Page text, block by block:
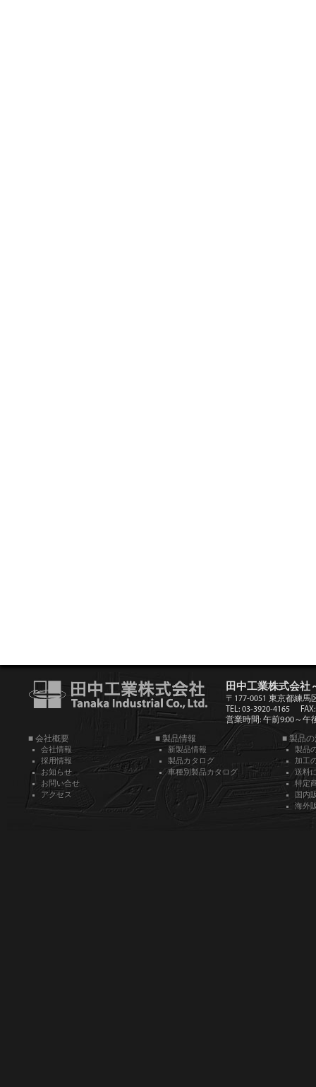
田中工業株式会社
〒177-0051 東京都練馬
TEL: 03-3920-4165
営業時間: 午前9:00～午
■ 会社概要
会社情報
採用情報
お知らせ
お問い合せ
アクセス
■ 製品情報
新製品情報
製品カタログ
車種別製品カタログ
■ 製品
製品
加工
送料
特定
国内
海外